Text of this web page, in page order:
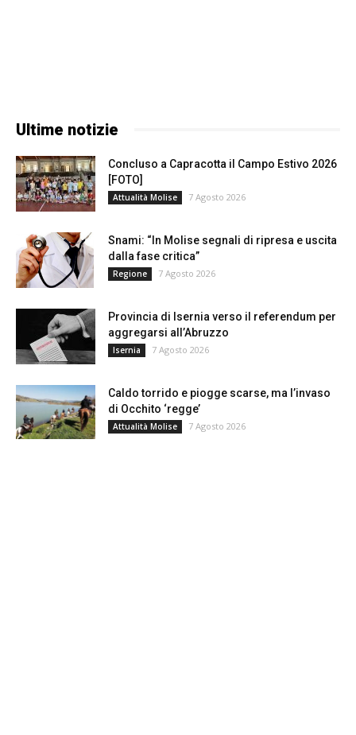
Ultime notizie
Concluso a Capracotta il Campo Estivo 2026
[FOTO]
Attualità Molise 7 Agosto 2026
Snami: “In Molise segnali di ripresa e uscita
dalla fase critica”
Regione 7 Agosto 2026
Provincia di Isernia verso il referendum per
aggregarsi all’Abruzzo
Isernia 7 Agosto 2026
Caldo torrido e piogge scarse, ma l’invaso
di Occhito ‘regge’
Attualità Molise 7 Agosto 2026